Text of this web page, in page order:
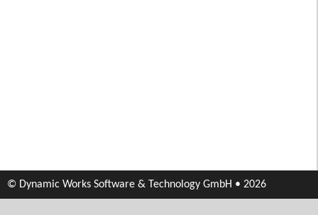
© Dynamic Works Software & Technology GmbH • 2026